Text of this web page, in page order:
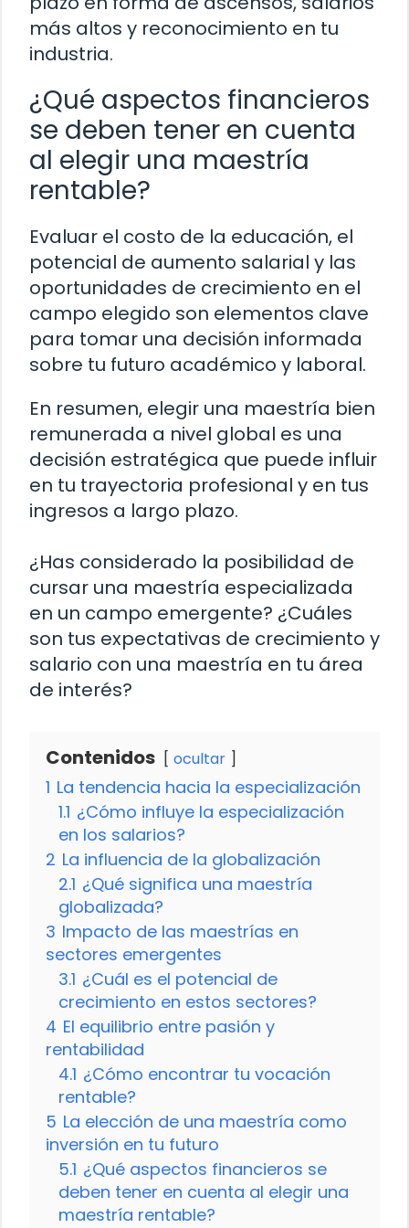
más altos y reconocimiento en tu
industria.
¿Qué aspectos financieros
se deben tener en cuenta
al elegir una maestría
rentable?
Evaluar el costo de la educación, el
potencial de aumento salarial y las
oportunidades de crecimiento en el
campo elegido son elementos clave
para tomar una decisión informada
sobre tu futuro académico y laboral.
En resumen, elegir una maestría bien
remunerada a nivel global es una
decisión estratégica que puede influir
en tu trayectoria profesional y en tus
ingresos a largo plazo.
¿Has considerado la posibilidad de
cursar una maestría especializada
en un campo emergente? ¿Cuáles
son tus expectativas de crecimiento y
salario con una maestría en tu área
de interés?
Contenidos ocultar
1 La tendencia hacia la especialización
1.1 ¿Cómo influye la especialización
en los salarios?
2 La influencia de la globalización
2.1 ¿Qué significa una maestría
globalizada?
3 Impacto de las maestrías en
sectores emergentes
3.1 ¿Cuál es el potencial de
crecimiento en estos sectores?
4 El equilibrio entre pasión y
rentabilidad
4.1 ¿Cómo encontrar tu vocación
rentable?
5 La elección de una maestría como
inversión en tu futuro
5.1 ¿Qué aspectos financieros se
deben tener en cuenta al elegir una
maestría rentable?